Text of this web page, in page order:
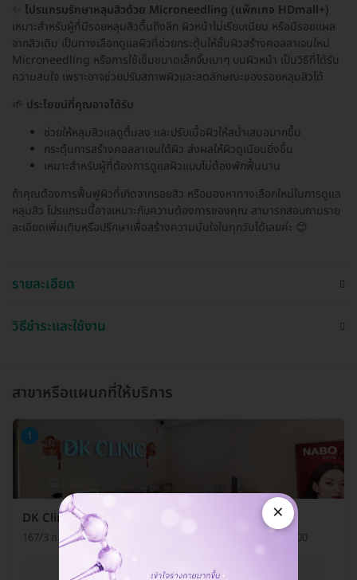
โปรแกรมรักษาหลุมสิวด้วย Microneedling (แพ็กเกจ HDmall+)
เหมาะสำหรับผู้ที่มีรอยหลุมสิวตื้นถึงลึก ผิวหน้าไม่เรียบเนียน หรือมีรอยแผล
จากสิวเดิม เป็นทางเลือกดูแลผิวที่ช่วยกระตุ้นให้ชั้นผิวสร้างคอลลาเจนใหม่
Microneedling หรือการใช้เข็มขนาดเล็กจิ้มเบาๆ บนผิวหน้า เป็นวิธีที่ได้รับ
ความสนใจ เพราะอาจช่วยปรับสภาพผิวและลดลักษณะของรอยหลุมสิวได้
🌱 ประโยชน์ที่คุณอาจได้รับ
ช่วยให้หลุมสิวแลดูตื้นลง และปรับเนื้อผิวให้สม่ำเสมอมากขึ้น
กระตุ้นการสร้างคอลลาเจนใต้ผิว ส่งผลให้ผิวดูเนียนยิ่งขึ้น
เหมาะสำหรับผู้ที่ต้องการดูแลผิวแบบไม่ต้องพักฟื้นนาน
ถ้าคุณต้องการฟื้นฟูผิวที่เกิดจากรอยสิว หรือมองหาทางเลือกใหม่ในการดูแล
หลุมสิว โปรแกรมนี้อาจเหมาะกับความต้องการของคุณ สามารถสอบถามราย
ละเอียดเพิ่มเติมหรือปรึกษาเพื่อสร้างความมั่นใจในทุกวันได้เลยค่ะ 😊
รายละเอียด
วิธีชำระและใช้งาน
สาขาหรือแผนกที่ให้บริการ
1
DK Clinic (ดีเคคลินิกเวชกรรม) สาขารัชดา
167/3 ถ. รัชดาภิเษก แขวงดินแดง เขตดินแดง กรุงเทพมหานคร 10400
ดูรายละเอียด
×